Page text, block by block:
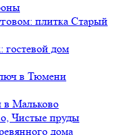
плитка Старый
гостевой дом
в Тюмени
в Мальково
Чистые пруды
дома